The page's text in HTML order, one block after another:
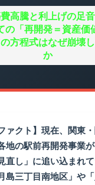
高騰と利上げの足
の「再開発＝資産価
方程式はなぜ崩壊
か
ァクト】現在、関東
地の駅前再開発事業
直し」に追い込まれて
島三丁目南地区」や「